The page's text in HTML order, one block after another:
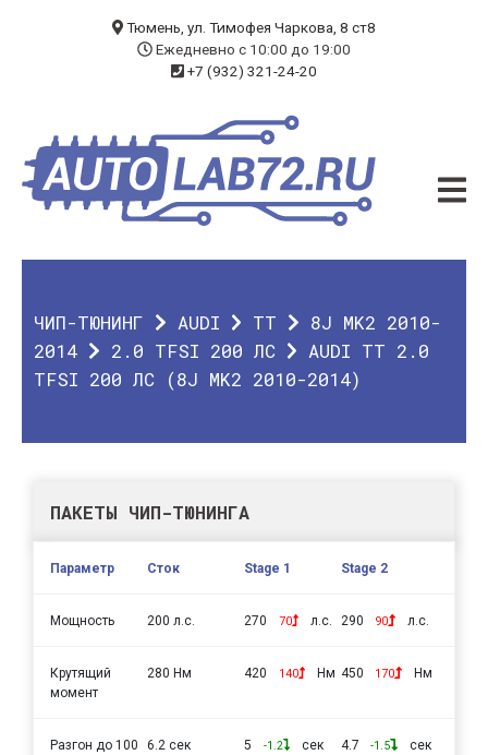
ЧИП-ТЮНИНГ
ДИАГНОСТИКА
О КОМПАНИИ
Тюмень, ул. Тимофея Чаркова, 8 ст8
Ежедневно с 10:00 до 19:00
+7 (932) 321-24-20
ЧИП-ТЮНИНГ AUDI TT
8J MK2 2010-
2014
2.0 TFSI 200 ЛС
AUDI TT 2.0
TFSI 200 ЛС (8J MK2 2010-2014)
ПАКЕТЫ ЧИП-ТЮНИНГА
Параметр Сток Stage 1 Stage 2
Мощность 200 л.с. 270 70 л.с. 290 90 л.с.
Крутящий
момент
280 Нм 420 140 Нм 450 170 Нм
Разгон до 100
6.2 сек 5 -1.2 сек 4.7 -1.5 сек